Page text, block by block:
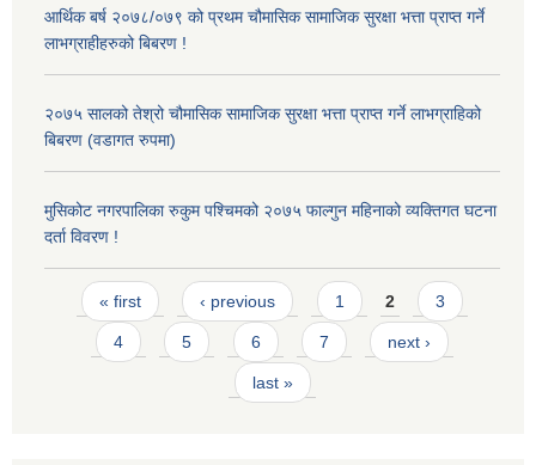
आर्थिक बर्ष २०७८/०७९ को प्रथम चौमासिक सामाजिक सुरक्षा भत्ता प्राप्त गर्ने
लाभग्राहीहरुको बिबरण !
२०७५ सालको तेश्रो चौमासिक सामाजिक सुरक्षा भत्ता प्राप्त गर्ने लाभग्राहिको
बिबरण (वडागत रुपमा)
मुसिकोट नगरपालिका रुकुम पश्चिमको २०७५ फाल्गुन महिनाको व्यक्तिगत घटना
दर्ता विवरण !
Pages
« first ‹ previous 1 2 3
4 5 6 7 next ›
last »